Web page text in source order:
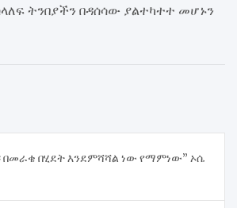
ትንበያችን በዳሰሳው ያልተካተተ መሆኑን
በሂደት እንደምሻሻል ነው የማምነው” ኦሴ